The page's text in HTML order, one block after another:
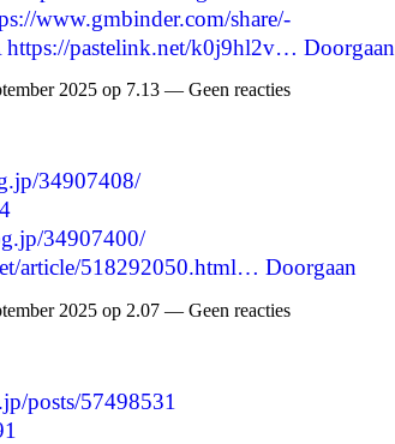
www.gmbinder.com/share/-
https://pastelink.net/k0j9hl2v… Doorgaan
2025 op 7.13 — Geen reacties
34907408/
34907400/
article/518292050.html… Doorgaan
2025 op 2.07 — Geen reacties
posts/57498531